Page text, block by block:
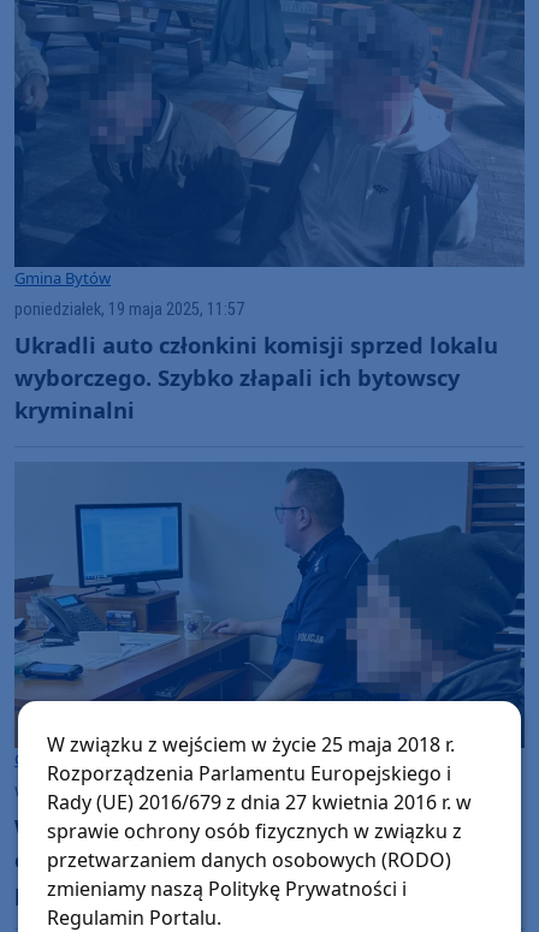
Gmina Bytów
poniedziałek, 19 maja 2025, 11:57
Ukradli auto członkini komisji sprzed lokalu
wyborczego. Szybko złapali ich bytowscy
kryminalni
Gmina Bytów
wtorek, 18 lutego 2025, 12:16
Wycinał kable z maszyn i urządzeń żeby
odzyskać miedź. Wpadł w ręce bytowskich
policjantów
W związku z wejściem w życie 25 maja 2018 r.
Rozporządzenia Parlamentu Europejskiego i
Rady (UE) 2016/679 z dnia 27 kwietnia 2016 r. w
sprawie ochrony osób fizycznych w związku z
przetwarzaniem danych osobowych (RODO)
zmieniamy naszą Politykę Prywatności i
Regulamin Portalu.